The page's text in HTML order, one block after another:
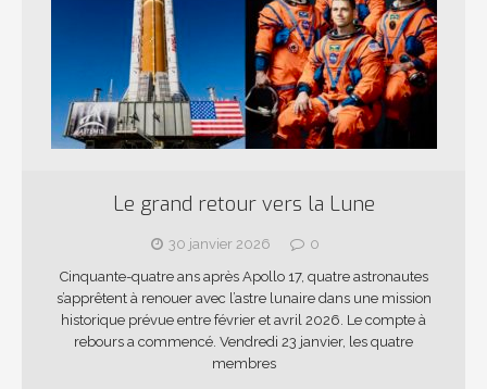
Le grand retour vers la Lune
30 janvier 2026
0
Cinquante-quatre ans après Apollo 17, quatre astronautes
s’apprêtent à renouer avec l’astre lunaire dans une mission
historique prévue entre février et avril 2026. Le compte à
rebours a commencé. Vendredi 23 janvier, les quatre
membres